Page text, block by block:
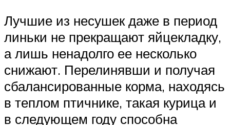
Лучшие из несушек даже в период
линьки не прекращают яйцекладку,
а лишь ненадолго ее несколько
снижают. Перелинявши и получая
сбалансированные корма, находясь
в теплом птичнике, такая курица и
в следующем году способна